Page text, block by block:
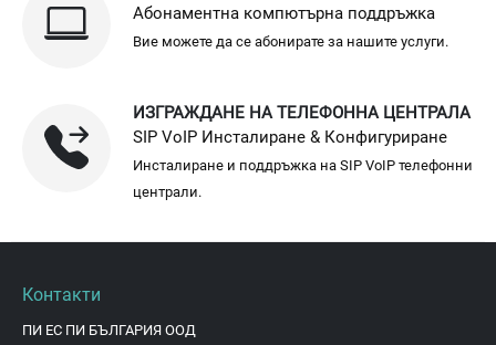
Абонаментна компютърна поддръжка
Вие можете да се абонирате за нашите услуги.
ИЗГРАЖДАНЕ НА ТЕЛЕФОННА ЦЕНТРАЛА
SIP VoIP Инсталиране & Конфигуриране
Инсталиране и поддръжка на SIP VoIP телефонни
централи.
Контакти
ПИ ЕС ПИ БЪЛГАРИЯ ООД